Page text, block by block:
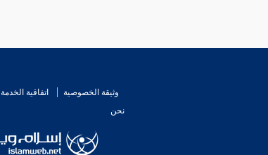
وثيقة الخصوصية اتفاقية الخدمة
نحن